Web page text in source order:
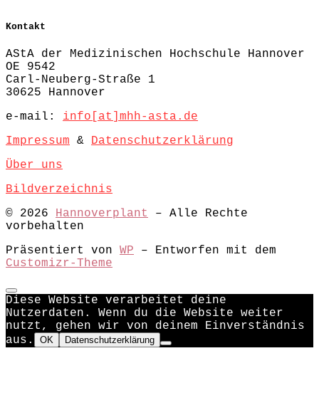
Kontakt
AStA der Medizinischen Hochschule Hannover
OE 9542
Carl-Neuberg-Straße 1
30625 Hannover
e-mail: info[at]mhh-asta.de
Impressum & Datenschutzerklärung
Über uns
Bildverzeichnis
© 2026 Hannoverplant
– Alle Rechte
vorbehalten
Präsentiert von WP – Entworfen mit dem
Customizr-Theme
Diese Website verarbeitet deine
Nutzerdaten. Wenn du die Website weiter
nutzt, gehen wir von deinem Einverständnis
aus.
OK Datenschutzerklärung